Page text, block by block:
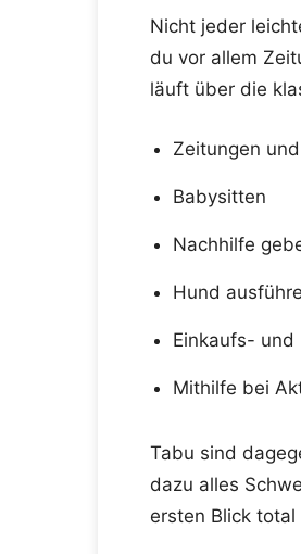
Nicht jeder
du vor allem
läuft über die
Zeitungen
Babysitten
Nachhilfe
Hund
Einkaufs- und
Mithilfe bei
Tabu sind
dazu alles
ersten Blick